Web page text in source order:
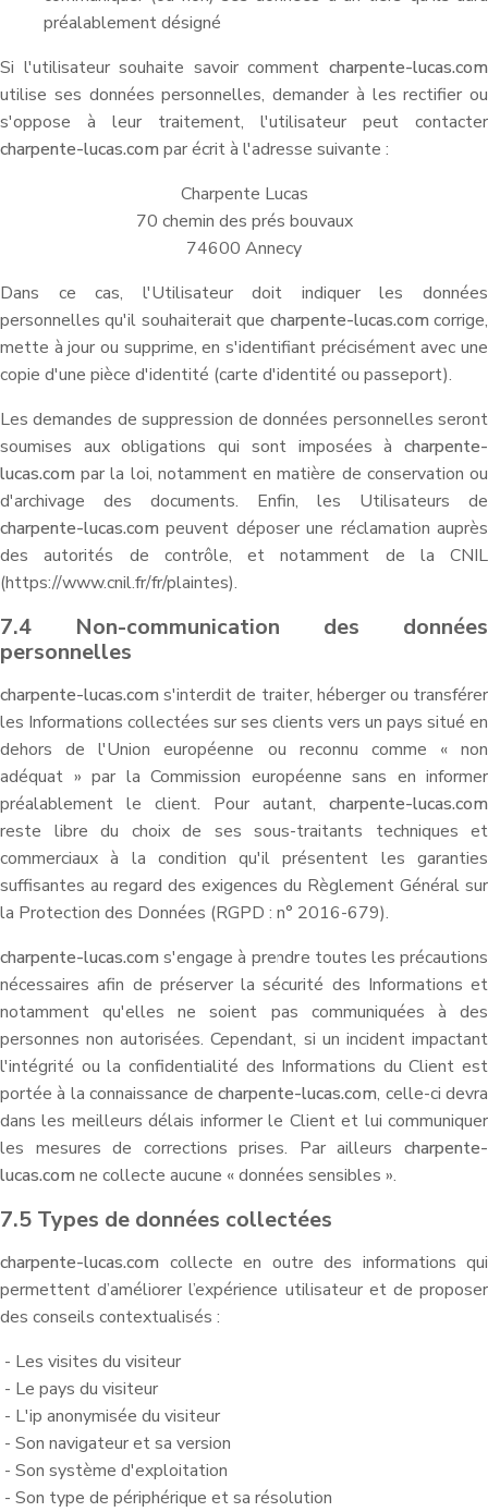
préalablement désigné
Si l'utilisateur souhaite savoir comment charpente-lucas.com
utilise ses données personnelles, demander à les rectifier ou
s'oppose à leur traitement, l'utilisateur peut contacter
charpente-lucas.com par écrit à l'adresse suivante :
Charpente Lucas
70 chemin des prés bouvaux
74600 Annecy
Dans ce cas, l'Utilisateur doit indiquer les données
personnelles qu'il souhaiterait que charpente-lucas.com corrige,
mette à jour ou supprime, en s'identifiant précisément avec une
copie d'une pièce d'identité (carte d'identité ou passeport).
Les demandes de suppression de données personnelles seront
soumises aux obligations qui sont imposées à charpente-
lucas.com par la loi, notamment en matière de conservation ou
d'archivage des documents. Enfin, les Utilisateurs de
charpente-lucas.com peuvent déposer une réclamation auprès
des autorités de contrôle, et notamment de la CNIL
(https://www.cnil.fr/fr/plaintes).
7.4 Non-communication des données
personnelles
charpente-lucas.com s'interdit de traiter, héberger ou transférer
les Informations collectées sur ses clients vers un pays situé en
dehors de l'Union européenne ou reconnu comme « non
adéquat » par la Commission européenne sans en informer
préalablement le client. Pour autant, charpente-lucas.com
reste libre du choix de ses sous-traitants techniques et
commerciaux à la condition qu'il présentent les garanties
suffisantes au regard des exigences du Règlement Général sur
la Protection des Données (RGPD : n° 2016-679).
charpente-lucas.com s'engage à prendre toutes les précautions
nécessaires afin de préserver la sécurité des Informations et
notamment qu'elles ne soient pas communiquées à des
personnes non autorisées. Cependant, si un incident impactant
l'intégrité ou la confidentialité des Informations du Client est
portée à la connaissance decharpente-lucas.com, celle-ci devra
dans les meilleurs délais informer le Client et lui communiquer
les mesures de corrections prises. Par ailleurs charpente-
lucas.com ne collecte aucune « données sensibles ».
7.5 Types de données collectées
charpente-lucas.com collecte en outre des informations qui
permettent d’améliorer l’expérience utilisateur et de proposer
des conseils contextualisés :
- Les visites du visiteur
- Le pays du visiteur
- L'ip anonymisée du visiteur
- Son navigateur et sa version
- Son système d'exploitation
- Son type de périphérique et sa résolution